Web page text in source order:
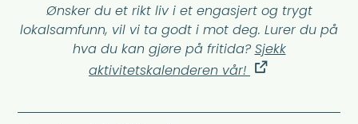
Ønsker du et rikt liv i et engasjert og trygt
lokalsamfunn, vil vi ta godt i mot deg. Lurer du på
hva du kan gjøre på fritida?Sjekk
aktivitetskalenderen vår!